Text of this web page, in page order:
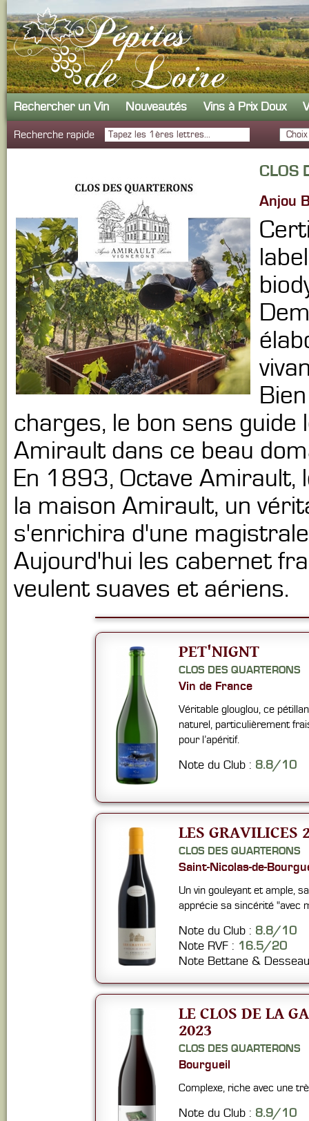
Rechercher un Vin Nouveautés Vins à Prix Doux
Recherche rapide
CLOS
Anjou
charges, le bon sens
Amirault dans ce beau
En 1893, Octave Amirault,
la maison Amirault, un
s'enrichira d'une
Aujourd'hui les cabernet
veulent suaves et aériens.
PET'NIGNT
CLOS DES QUARTERONS
Vin de France
Véritable glouglou, ce
naturel, particulièrement
pour l’apéritif.
Note du Club : 8.8/10
LES GRAVILICES
CLOS DES QUARTERONS
Saint-Nicolas-de-
Un vin gouleyant et ample,
apprécie sa sincérité "avec
Note du Club : 8.8/10
Note RVF : 16.5/20
Note Bettane &
LE CLOS DE LA
2023
CLOS DES QUARTERONS
Bourgueil
Complexe, riche avec une
Note du Club : 8.9/10